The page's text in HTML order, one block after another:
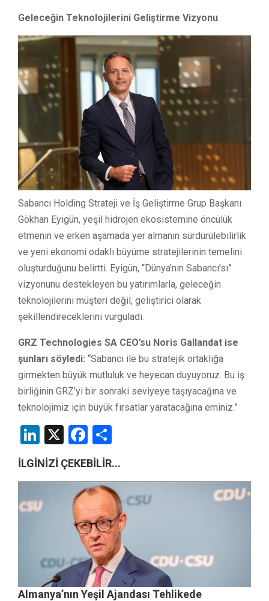
Geleceğin Teknolojilerini Geliştirme Vizyonu
Sabancı Holding Strateji ve İş Geliştirme Grup Başkanı
Gökhan Eyigün, yeşil hidrojen ekosistemine öncülük
etmenin ve erken aşamada yer almanın sürdürülebilirlik
ve yeni ekonomi odaklı büyüme stratejilerinin temelini
oluşturduğunu belirtti. Eyigün, “Dünya’nın Sabancı’sı”
vizyonunu destekleyen bu yatırımlarla, geleceğin
teknolojilerini müşteri değil, geliştirici olarak
şekillendireceklerini vurguladı.
GRZ Technologies SA CEO’su Noris Gallandat ise
şunları söyledi: “Sabancı ile bu stratejik ortaklığa
girmekten büyük mutluluk ve heyecan duyuyoruz. Bu iş
birliğinin GRZ’yi bir sonraki seviyeye taşıyacağına ve
teknolojimiz için büyük fırsatlar yaratacağına eminiz.”
LinkedIn
X Facebook
İLGİNİZİ ÇEKEBİLİR...
Almanya’nın Yeşil Ajandası Tehlikede